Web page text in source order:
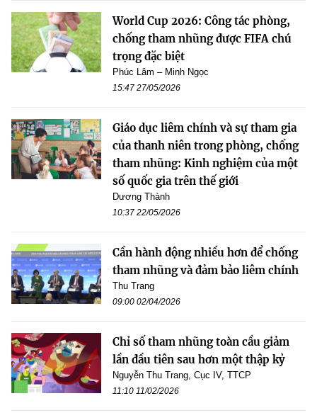
World Cup 2026: Công tác phòng,
chống tham nhũng được FIFA chú
trọng đặc biệt
Phúc Lâm – Minh Ngọc
15:47 27/05/2026
Giáo dục liêm chính và sự tham gia
của thanh niên trong phòng, chống
tham nhũng: Kinh nghiệm của một
số quốc gia trên thế giới
Dương Thành
10:37 22/05/2026
Cần hành động nhiều hơn để chống
tham nhũng và đảm bảo liêm chính
Thu Trang
09:00 02/04/2026
Chỉ số tham nhũng toàn cầu giảm
lần đầu tiên sau hơn một thập kỷ
Nguyễn Thu Trang, Cục IV, TTCP
11:10 11/02/2026